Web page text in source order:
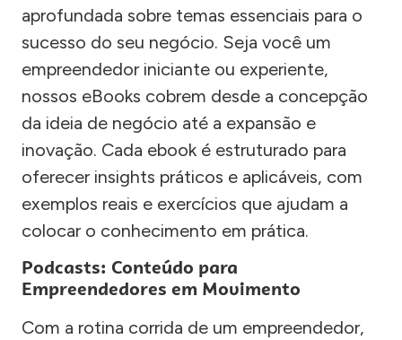
aprofundada sobre temas essenciais para o
sucesso do seu negócio. Seja você um
empreendedor iniciante ou experiente,
nossos eBooks cobrem desde a concepção
da ideia de negócio até a expansão e
inovação. Cada ebook é estruturado para
oferecer insights práticos e aplicáveis, com
exemplos reais e exercícios que ajudam a
colocar o conhecimento em prática.
Podcasts: Conteúdo para
Empreendedores em Movimento
Com a rotina corrida de um empreendedor,